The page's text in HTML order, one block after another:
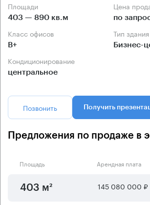
Площади
403 — 890 кв.м
Цена
по
Класс офисов
B+
Тип здания
Бизнес-
Кондиционирование
центральное
Позвонить Получить
Предложения по продаже в
Площадь Арендная плата
403 м² 145 080 000 ₽